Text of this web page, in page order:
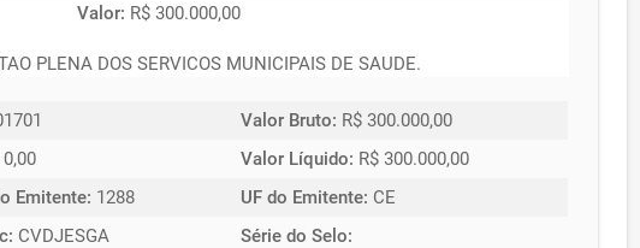
Valor: R$ 300.000,00
PLENA DOS SERVICOS MUNICIPAIS DE SAUDE.
Valor Bruto: R$ 300.000,00
0,00 Valor Líquido: R$ 300.000,00
Emitente: 1288 UF do Emitente: CE
CVDJESGA Série do Selo: